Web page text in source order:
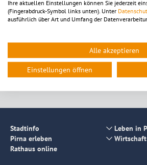
Datenschutzerklärung.
Stadtinfo
Leben in
Pirna erleben
Wirtschaft
Rathaus online
Ihre aktuellen Einstellungen können Sie jederzeit
(Fingerabdruck-Symbol links unten). Unter
ausführlich über Art und Umfang der
Alle akzeptieren
Einstellungen öffnen